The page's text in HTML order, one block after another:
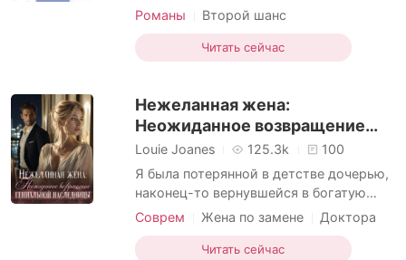
Благиным, совмещая две роли:
любовницы. Если он получал ранения в
столкновениях, она заботилась о его
охватывали одиночество и внутренняя
пустота, всегда была рядом, чтобы
утешить.
Романы
Второй шанс
Друзья по сексу
Доктора
Безответная любовь
Драма
Читать сейчас
Нежеланная жена:
Неожиданное возвращение
гениальной наследницы
Louie Joanes 125.3k
100
Я была потерянной в детстве дочерью,
наконец-то вернувшейся в богатую
семью Соколовых. У меня была
успешный жених. Я думала, что нашла
Соврем Жена по замене
Доктора
Измена
Читать сейчас